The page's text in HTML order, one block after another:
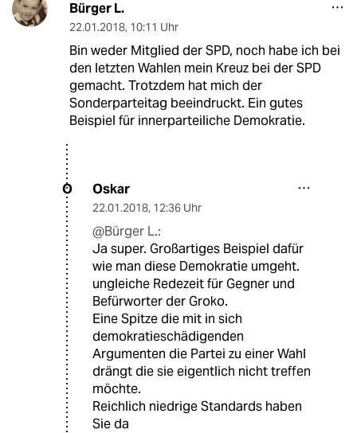
Bürger L.
22.01.2018, 10:11 Uhr
Bin weder Mitglied der SPD, noch habe ich bei
den letzten Wahlen mein Kreuz bei der SPD
gemacht. Trotzdem hat mich der
Sonderparteitag beeindruckt. Ein gutes
Beispiel für innerparteiliche Demokratie.
O Oskar
22.01.2018, 12:36 Uhr
@Bürger L.:
Ja super. Großartiges Beispiel dafür
wie man diese Demokratie umgeht.
ungleiche Redezeit für Gegner und
Befürworter der Groko.
Eine Spitze die mit in sich
demokratieschädigenden
Argumenten die Partei zu einer Wahl
drängt die sie eigentlich nicht treffen
möchte.
Reichlich niedrige Standards haben
Sie da